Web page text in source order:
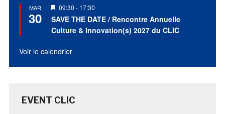
MAR
30
Mis
en
avant
09:30 - 17:30
SAVE THE DATE / Rencontre Annuelle
Culture & Innovation(s) 2027 du CLIC
Voir le calendrier
EVENT CLIC